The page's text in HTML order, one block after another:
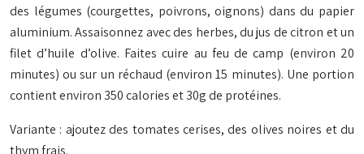
des légumes (courgettes, poivrons, oignons) dans du papier
aluminium. Assaisonnez avec des herbes, du jus de citron et un
filet d’huile d’olive. Faites cuire au feu de camp (environ 20
minutes) ou sur un réchaud (environ 15 minutes). Une portion
contient environ 350 calories et 30g de protéines.
Variante : ajoutez des tomates cerises, des olives noires et du
thym frais.